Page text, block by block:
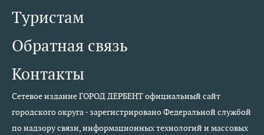
Туристам
Обратная связь
Контакты
Сетевое издание ГОРОД ДЕРБЕНТ официальный сайт
городского округа - зарегистрировано Федеральной службой
по надзору связи, информационных технологий и массовых